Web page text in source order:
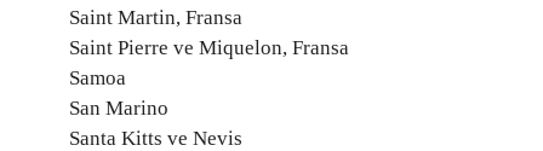
Saint Martin, Fransa
Saint Pierre ve Miquelon, Fransa
Samoa
San Marino
Santa Kitts ve Nevis